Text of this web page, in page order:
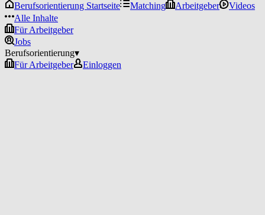
Berufsorientierung Startseite
Matching Arbeitgeber
Videos
Alle Inhalte
Für Arbeitgeber
Jobs
Berufsorientierung▾
Für Arbeitgeber
Einloggen